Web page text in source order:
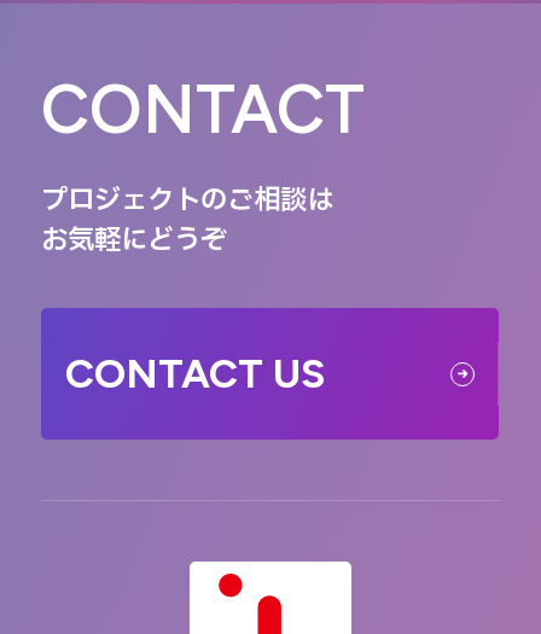
CONTACT
プロジェクトのご相談は
お気軽にどうぞ
CONTACT US